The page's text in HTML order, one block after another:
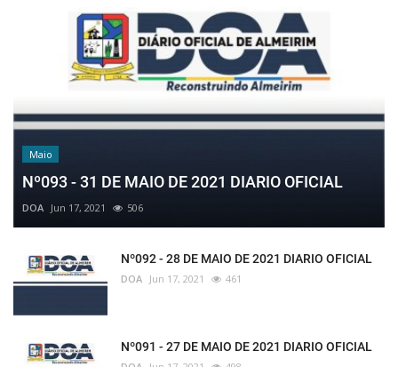
Maio
Nº093 - 31 DE MAIO DE 2021 DIARIO OFICIAL
DOA Jun 17, 2021 506
Nº092 - 28 DE MAIO DE 2021 DIARIO OFICIAL
DOA Jun 17, 2021 461
Nº091 - 27 DE MAIO DE 2021 DIARIO OFICIAL